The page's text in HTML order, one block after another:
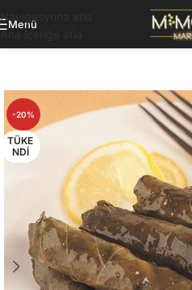
Navigasyona atla
Ana içeriğe atla
Menü
-20%
TÜKE
NDI